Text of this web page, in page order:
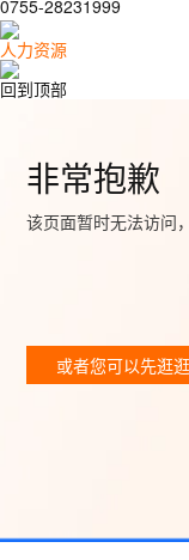
0755-28231999
人力资源
回到顶部
非常抱歉
该页面暂时无法访问
或者您可以先逛